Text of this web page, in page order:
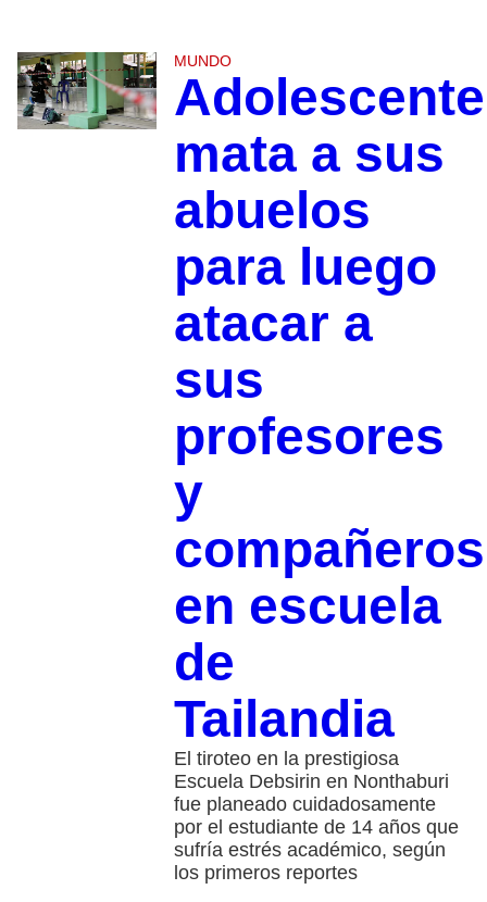
MUNDO
Adolescente
mata a sus
abuelos
para luego
atacar a
sus
profesores
y
compañeros
en escuela
de
Tailandia
El tiroteo en la prestigiosa
Escuela Debsirin en Nonthaburi
fue planeado cuidadosamente
por el estudiante de 14 años que
sufría estrés académico, según
los primeros reportes